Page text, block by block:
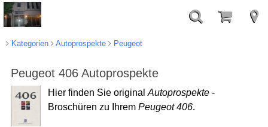
Kategorien Autoprospekte Peugeot
Peugeot 406 Autoprospekte
Hier finden Sie original Autoprospekte -
Broschüren zu Ihrem Peugeot 406.